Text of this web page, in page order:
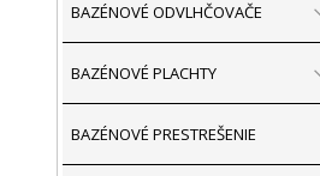
BAZÉNOVÉ ODVLHČOVAČE
BAZÉNOVÉ PLACHTY
BAZÉNOVÉ PRESTREŠENIE